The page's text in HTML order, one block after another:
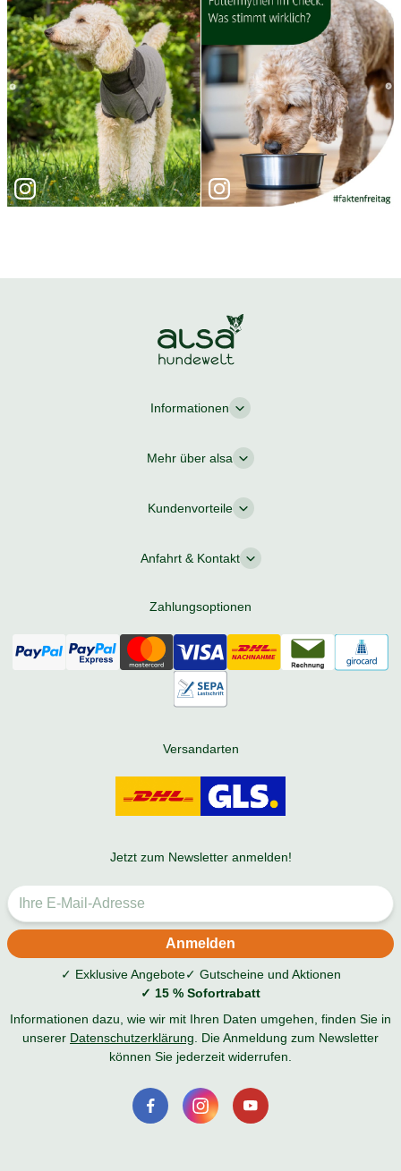
Informationen
Mehr über alsa
Kundenvorteile
Anfahrt & Kontakt
Zahlungsoptionen
Versandarten
Jetzt zum Newsletter anmelden!
✓ Exklusive Angebote✓ Gutscheine und Aktionen
✓ 15 % Sofortrabatt
Informationen dazu, wie wir mit Ihren Daten umgehen, finden Sie in
unserer Datenschutzerklärung . Die Anmeldung zum Newsletter
können Sie jederzeit widerrufen.